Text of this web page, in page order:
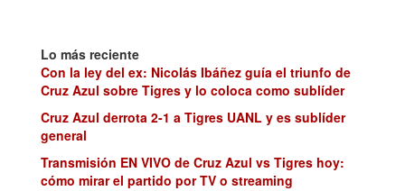
Lo más reciente
Con la ley del ex: Nicolás Ibáñez guía el triunfo de
Cruz Azul sobre Tigres y lo coloca como sublíder
Cruz Azul derrota 2-1 a Tigres UANL y es sublíder
general
Transmisión EN VIVO de Cruz Azul vs Tigres hoy:
cómo mirar el partido por TV o streaming